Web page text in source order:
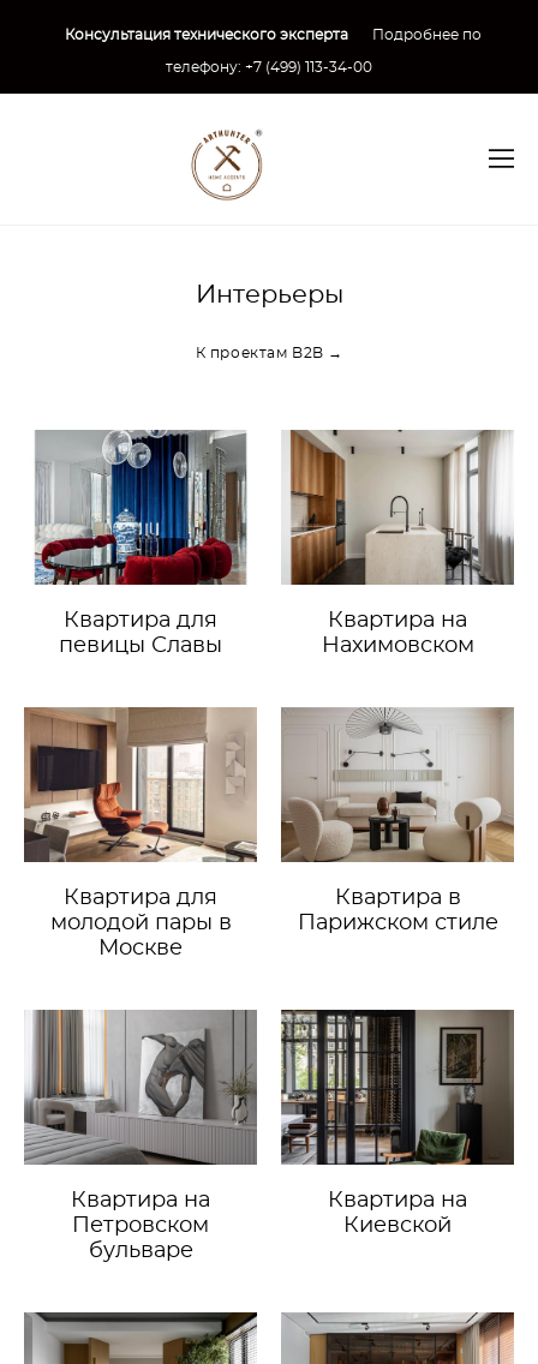
Консультация технического эксперта Подробнее по
телефону: +7 (499) 113-34-00
Интерьеры
К проектам B2B →
Квартира для
певицы Славы
Квартира на
Нахимовском
Квартира для
молодой пары в
Москве
Квартира в
Парижском стиле
Квартира на
Петровском
бульваре
Квартира на
Киевской